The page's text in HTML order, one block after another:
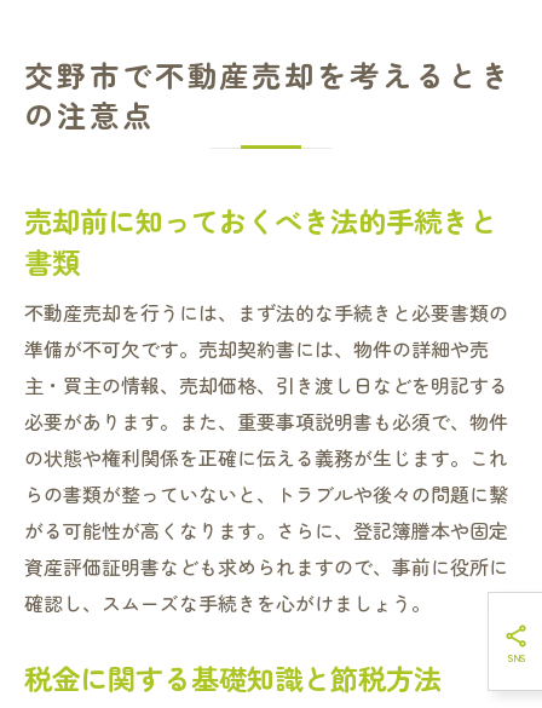
交野市で不動産売却を考えるとき
の注意点
売却前に知っておくべき法的手続きと
書類
不動産売却を行うには、まず法的な手続きと必要書類の
準備が不可欠です。売却契約書には、物件の詳細や売
主・買主の情報、売却価格、引き渡し日などを明記する
必要があります。また、重要事項説明書も必須で、物件
の状態や権利関係を正確に伝える義務が生じます。これ
らの書類が整っていないと、トラブルや後々の問題に繋
がる可能性が高くなります。さらに、登記簿謄本や固定
資産評価証明書なども求められますので、事前に役所に
確認し、スムーズな手続きを心がけましょう。
税金に関する基礎知識と節税方法